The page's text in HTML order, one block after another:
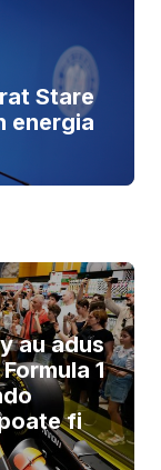
Stare
energia
au adus
1
fi